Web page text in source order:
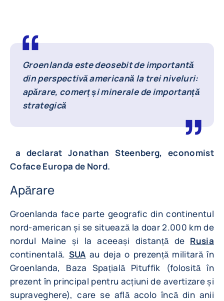
Groenlanda este deosebit de importantă
din perspectivă americană la trei niveluri:
apărare, comerț și minerale de importanță
strategică
a declarat Jonathan Steenberg, economist
Coface Europa de Nord.
Apărare
Groenlanda face parte geografic din continentul
nord-american și se situează la doar 2.000 km de
nordul Maine și la aceeași distanță de Rusia
continentală. SUA au deja o prezență militară în
Groenlanda, Baza Spațială Pituffik (folosită în
prezent în principal pentru acțiuni de avertizare și
supraveghere), care se află acolo încă din anii